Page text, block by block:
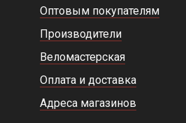
Оптовым покупателям
Производители
Веломастерская
Оплата и доставка
Адреса магазинов